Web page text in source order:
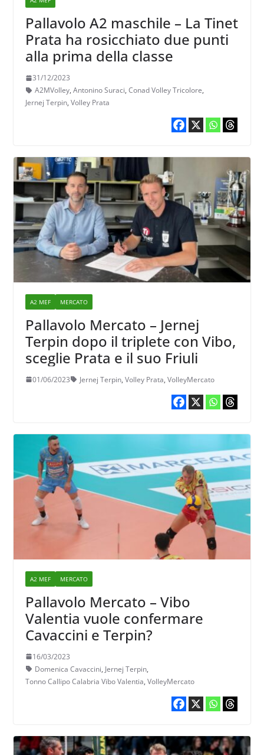
Pallavolo A2 maschile – La Tinet
Prata ha rosicchiato due punti
alla prima della classe
31/12/2023
A2MVolley, Antonino Suraci, Conad Volley Tricolore,
Jernej Terpin, Volley Prata
A2 MEF MERCATO
Pallavolo Mercato – Jernej
Terpin dopo il triplete con Vibo,
sceglie Prata e il suo Friuli
01/06/2023 Jernej Terpin, Volley Prata, VolleyMercato
A2 MEF MERCATO
Pallavolo Mercato – Vibo
Valentia vuole confermare
Cavaccini e Terpin?
16/03/2023
Domenica Cavaccini, Jernej Terpin,
Tonno Callipo Calabria Vibo Valentia, VolleyMercato